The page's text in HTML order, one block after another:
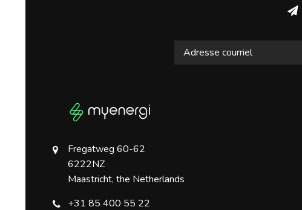
Fregatweg 60-62
6222NZ
Maastricht, the Netherlands
+31 85 400 55 22